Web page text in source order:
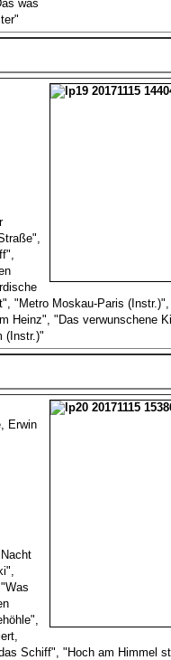
was
"Metro Moskau-Paris
Heinz", "Das verwunschene
(Instr.)"
Erwin
Schiff", "Hoch am Himmel